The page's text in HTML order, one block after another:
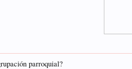
parroquial?